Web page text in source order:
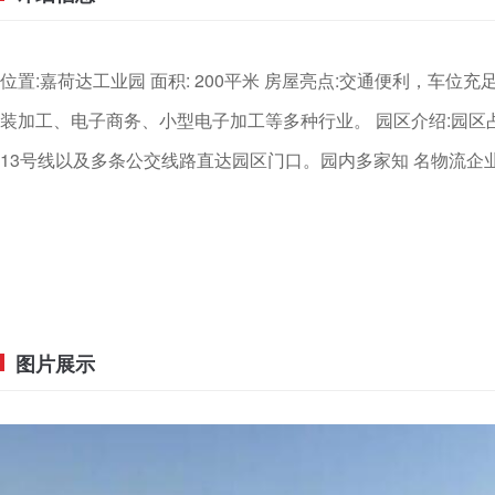
位置:嘉荷达工业园 面积: 200平米 房屋亮点:交通便利，车位
装加工、电子商务、小型电子加工等多种行业。 园区介绍:园
13号线以及多条公交线路直达园区门口。园内多家知 名物流企
图片展示